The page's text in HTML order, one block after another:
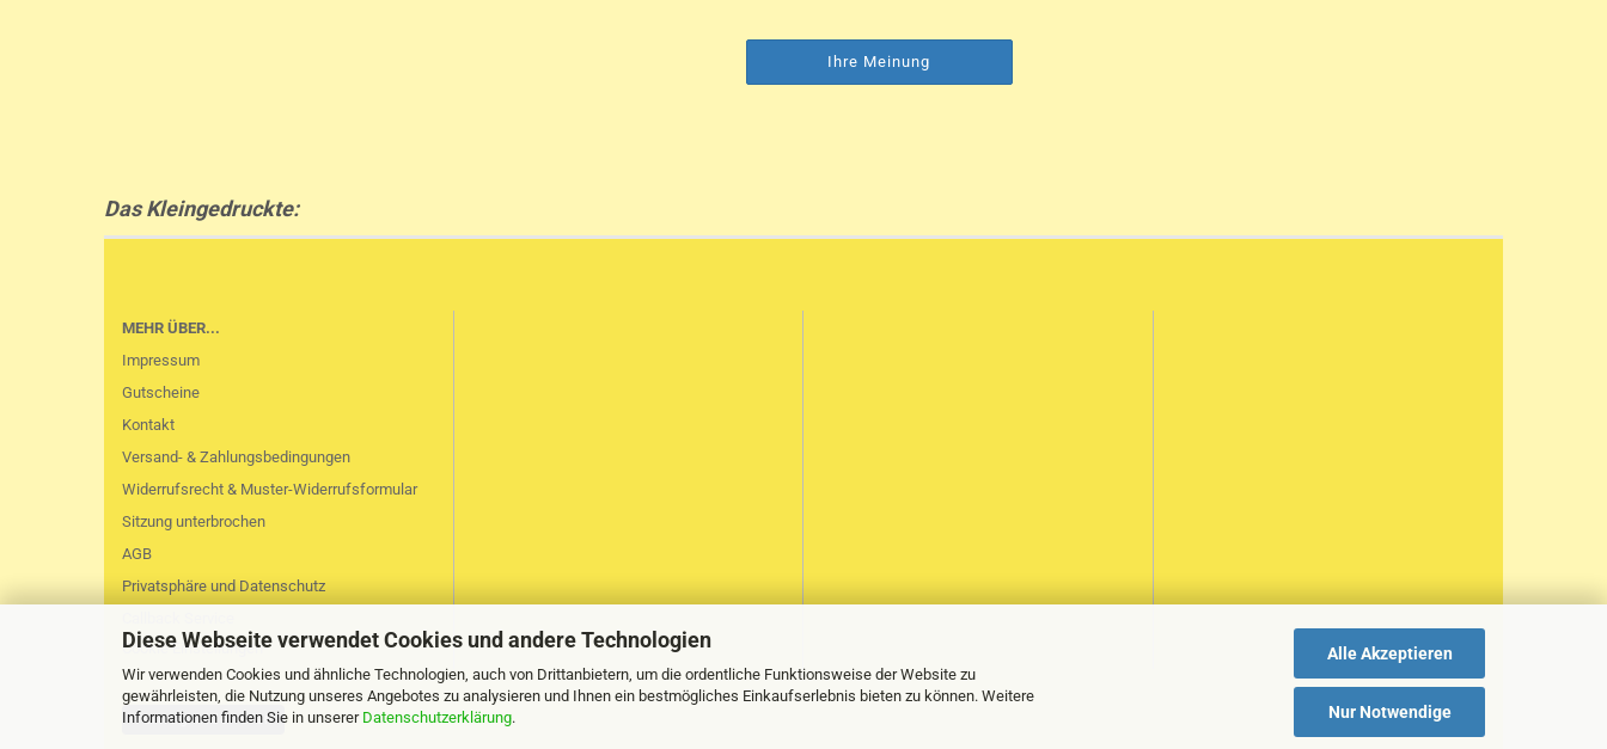
Diese Webseite verwendet Cookies und andere Technologien
Wir verwenden Cookies und ähnliche Technologien, auch von Drittanbietern, um die ordentliche Funktionsweise der Website zu
gewährleisten, die Nutzung unseres Angebotes zu analysieren und Ihnen ein bestmögliches Einkaufserlebnis bieten zu können. Weitere
Informationen finden Sie in unserer Datenschutzerklärung.
Alle Akzeptieren
Nur Notwendige
Ihre Meinung
Das Kleingedruckte:
MEHR ÜBER...
Impressum
Gutscheine
Kontakt
Versand- & Zahlungsbedingungen
Widerrufsrecht & Muster-Widerrufsformular
Sitzung unterbrochen
AGB
Privatsphäre und Datenschutz
Cookie Einstellungen
Vertrag widerrufen